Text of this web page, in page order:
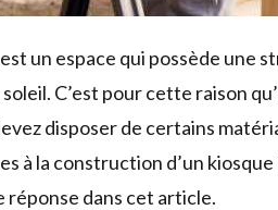
un espace qui possède
C’est pour cette raison
disposer de certains
à la construction d’un
réponse dans cet article.